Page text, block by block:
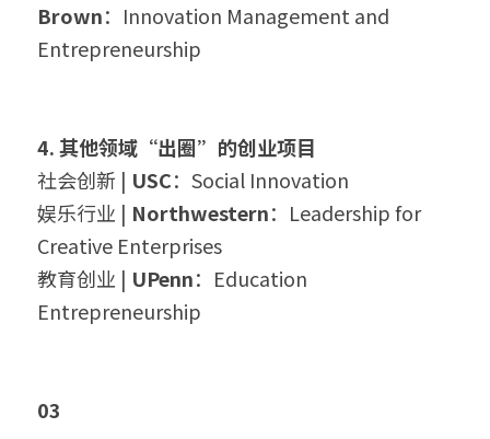
Brown：Innovation Management and
Entrepreneurship
4. 其他领域“出圈”的创业项目
社会创新 | USC：Social Innovation
娱乐行业 | Northwestern：Leadership for
Creative Enterprises
教育创业 | UPenn：Education
Entrepreneurship
03